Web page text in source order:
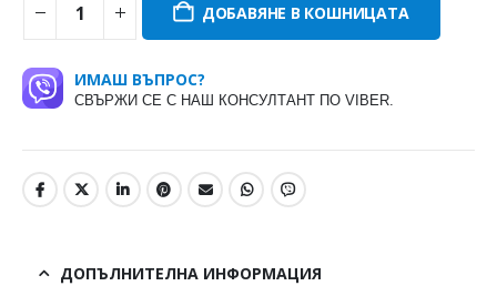
ДОБАВЯНЕ В КОШНИЦАТА
ИМАШ ВЪПРОС?
СВЪРЖИ СЕ С НАШ КОНСУЛТАНТ ПО VIBER.
ДОПЪЛНИТЕЛНА ИНФОРМАЦИЯ